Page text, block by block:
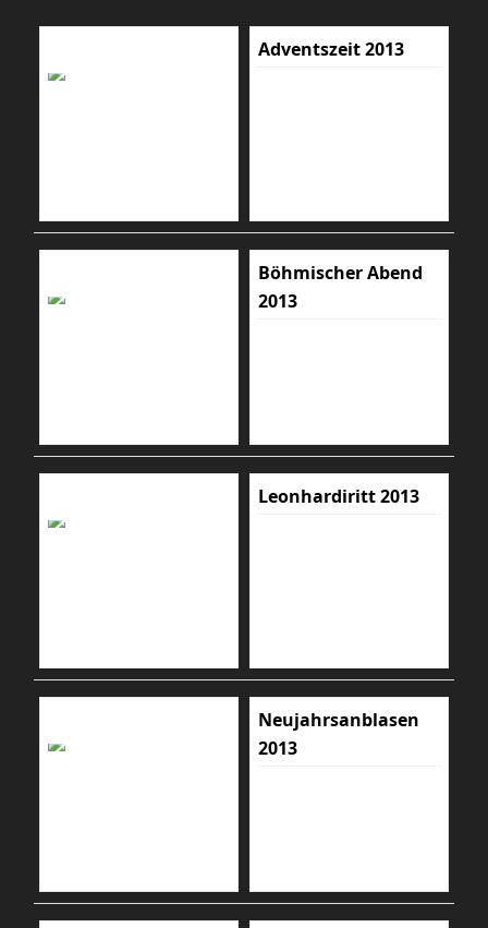
Adventszeit 2013
Böhmischer Abend
2013
Leonhardiritt 2013
Neujahrsanblasen
2013